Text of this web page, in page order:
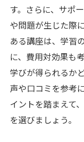
す。さらに、サポ
や問題が生じた際
ある講座は、学習
に、費用対効果も
学びが得られるか
声や口コミを参考
イントを踏まえて
を選びましょう。